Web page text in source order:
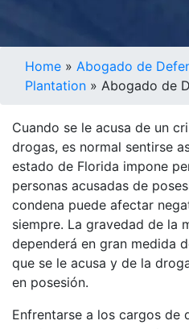
Home » Abogado de
Plantation » Abogado de
Cuando se le acusa de un
drogas, es normal sentirse
estado de Florida impone
personas acusadas de
condena puede afectar
siempre. La gravedad de la
dependerá en gran medida
que se le acusa y de la
en posesión.
Enfrentarse a los cargos de